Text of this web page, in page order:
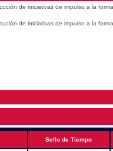
de iniciativas de impulso a la
de iniciativas de impulso a la
Sello de Tiempo